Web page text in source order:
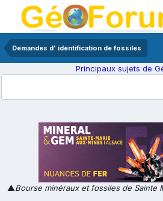
Demandes d' identification de fossiles
Principaux sujets de
▲Bourse minéraux et fossiles de Sainte